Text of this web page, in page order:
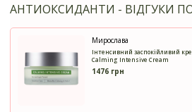
АНТИОКСИДАНТИ - ВІДГУКИ
Мирослава
Інтенсивний заспокійливий
Calming Intensive Cream
1476 грн